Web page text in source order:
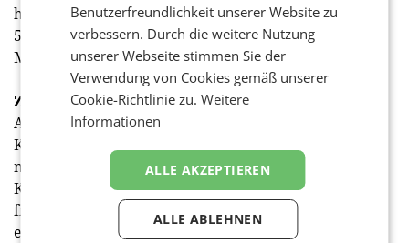
höheres Einkommen oder eine Gehaltserhöhung mit
50,7% sowie niedrigere Kosten für Energie, Wohnen,
Miete oder Kreditraten mit 47,2%.
Zinsen als Vertrauensfaktor
Auffällig ist außerdem der Stellenwert von
Kreditzinsen. 18,3% der Befragten in Österreich
nennen niedrigere Zinsen für Kredite und
Kreditkarten als wichtigen Faktor für mehr
finanzielles Vertrauen. Das ist der höchste Wert aller
elf untersuchten Länder und deutlich über dem
Benutzerfreundlichkeit unserer Website zu
verbessern. Durch die weitere Nutzung
unserer Webseite stimmen Sie der
Verwendung von Cookies gemäß unserer
Cookie-Richtlinie zu.Weitere
Informationen
ALLE AKZEPTIEREN
ALLE ABLEHNEN